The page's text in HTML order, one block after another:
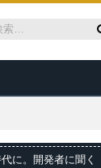
に。開発者に聞く